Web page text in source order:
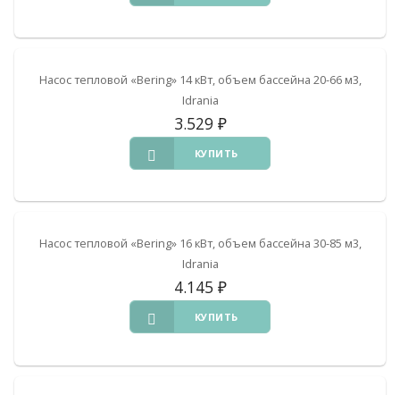
Насос тепловой «Bering» 14 кВт, объем бассейна 20-66 м3,
Idrania
3.529 ₽
КУПИТЬ
Насос тепловой «Bering» 16 кВт, объем бассейна 30-85 м3,
Idrania
4.145 ₽
КУПИТЬ